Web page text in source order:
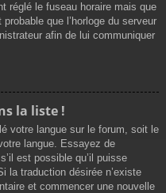
réglé le fuseau horaire mais que
que l’horloge du serveur
afin de lui communiquer
la liste !
votre langue sur le forum, soit le
langue. Essayez de
est possible qu’il puisse
la traduction désirée n’existe
et commencer une nouvelle